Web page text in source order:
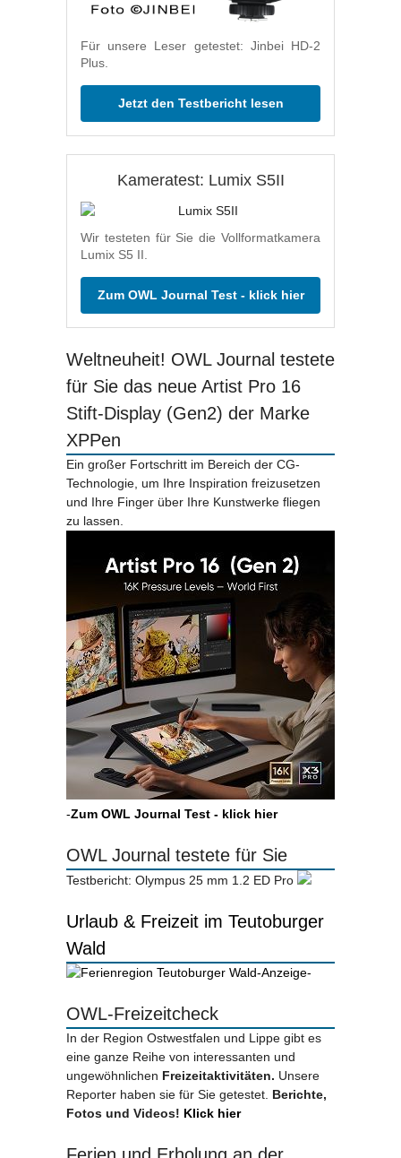
Für unsere Leser getestet: Jinbei HD-2
Plus.
Jetzt den Testbericht lesen
Kameratest: Lumix S5II
Wir testeten für Sie die Vollformatkamera
Lumix S5 II.
Zum OWL Journal Test - klick hier
Weltneuheit! OWL Journal testete
für Sie das neue Artist Pro 16
Stift-Display (Gen2) der Marke
XPPen
Ein großer Fortschritt im Bereich der CG-
Technologie, um Ihre Inspiration freizusetzen
und Ihre Finger über Ihre Kunstwerke fliegen
zu lassen.
-Zum OWL Journal Test - klick hier
OWL Journal testete für Sie
Testbericht: Olympus 25 mm 1.2 ED Pro
Urlaub & Freizeit im Teutoburger
Wald
-Anzeige-
OWL-Freizeitcheck
In der Region Ostwestfalen und Lippe gibt es
eine ganze Reihe von interessanten und
ungewöhnlichen Freizeitaktivitäten. Unsere
Reporter haben sie für Sie getestet. Berichte,
Fotos und Videos! Klick hier